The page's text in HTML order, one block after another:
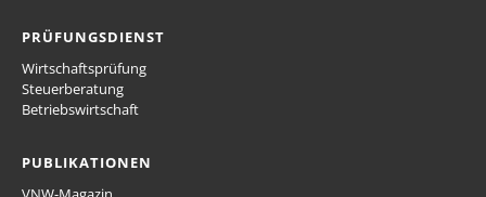
PRÜFUNGSDIENST
Wirtschaftsprüfung
Steuerberatung
Betriebswirtschaft
PUBLIKATIONEN